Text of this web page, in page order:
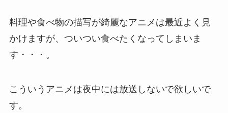
料理や食べ物の描写が綺麗なアニメは最近よく見
かけますが、ついつい食べたくなってしまいま
す・・・。
こういうアニメは夜中には放送しないで欲しいで
す。